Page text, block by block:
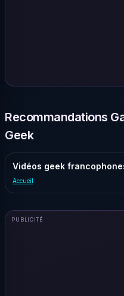
Recommandations
Geek
Vidéos geek
Accueil
PUBLICITÉ